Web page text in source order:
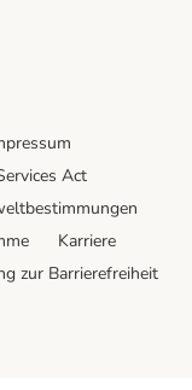
Act
Karriere
zur Barrierefreiheit